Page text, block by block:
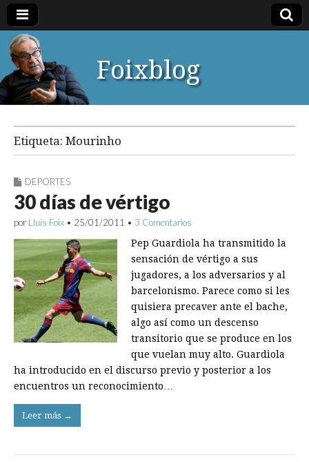
Foixblog
Etiqueta: Mourinho
DEPORTES
30 días de vértigo
por Lluís Foix • 25/01/2011 • 3 Comentarios
Pep Guardiola ha transmitido la
sensación de vértigo a sus
jugadores, a los adversarios y al
barcelonismo. Parece como si les
quisiera precaver ante el bache,
algo así como un descenso
transitorio que se produce en los
que vuelan muy alto. Guardiola
ha introducido en el discurso previo y posterior a los
encuentros un reconocimiento…
Leer más →